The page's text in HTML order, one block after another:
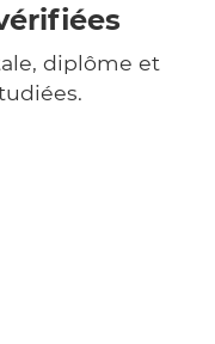
diplôme et